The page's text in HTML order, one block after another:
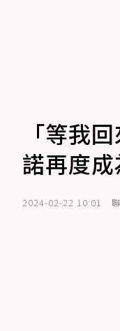
「等我
諾再度
2024-02-22 10:01